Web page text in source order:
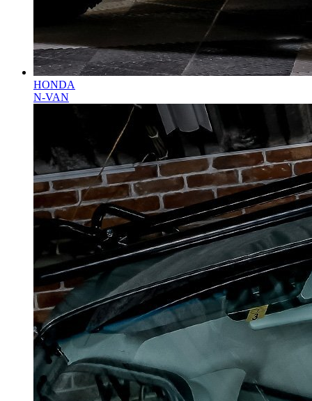
HONDA
N-VAN